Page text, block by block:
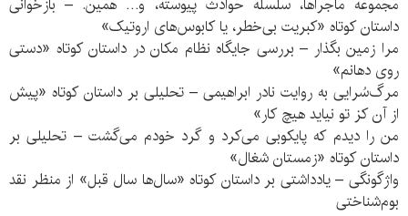
مجموعه ماجراها، سلسله حوادث پیوسته، و… همین. – بازخوانی
داستان کوتاه «کبریت بی‌خطر، یا کابوس‌های اروتیک»
مرا زمین بگذار – بررسی جایگاه نظام مکان در داستان کوتاه «دستی
روی دهانم»
مرگ‌سُرایی به روایت نادر ابراهیمی – تحلیلی بر داستان کوتاه «پیش
از آن کز تو نیاید هیچ کار»
من را دیدم که پایکوبی می‌کرد و گرد خودم می‌گشت – تحلیلی بر
داستان کوتاه «زمستان شغال»
واژگونگی – یادداشتی بر داستان کوتاه «سال‌ها سال قبل» از منظر نقد
بوم‌شناختی